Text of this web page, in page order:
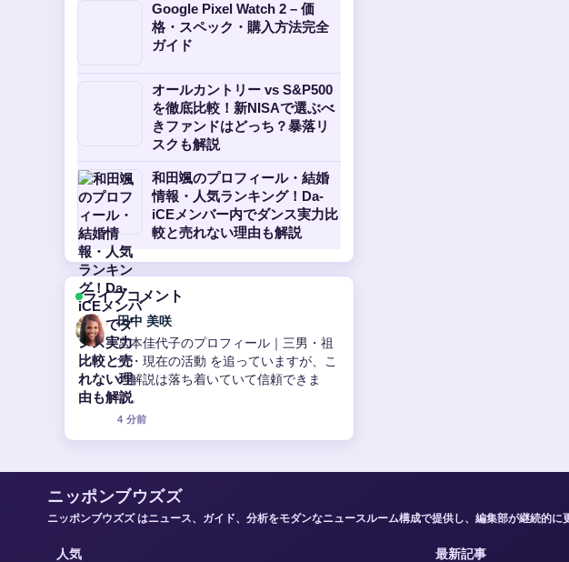
Google Pixel Watch 2 – 価
格・スペック・購入方法完全
ガイド
オールカントリー vs S&P500
を徹底比較！新NISAで選ぶべ
きファンドはどっち？暴落リ
スクも解説
和田颯のプロフィール・結婚
情報・人気ランキング！Da-
iCEメンバー内でダンス実力比
較と売れない理由も解説
ライブコメント
中村 悠斗
【2025年最新】赤西仁と黒木メイサの
結婚から離婚、新恋愛報道まで完全に
網羅！現在の関係も詳しく解説 の背景
説明が助かります。ライブ更新を続け
てください。
ニッポンブウズズ